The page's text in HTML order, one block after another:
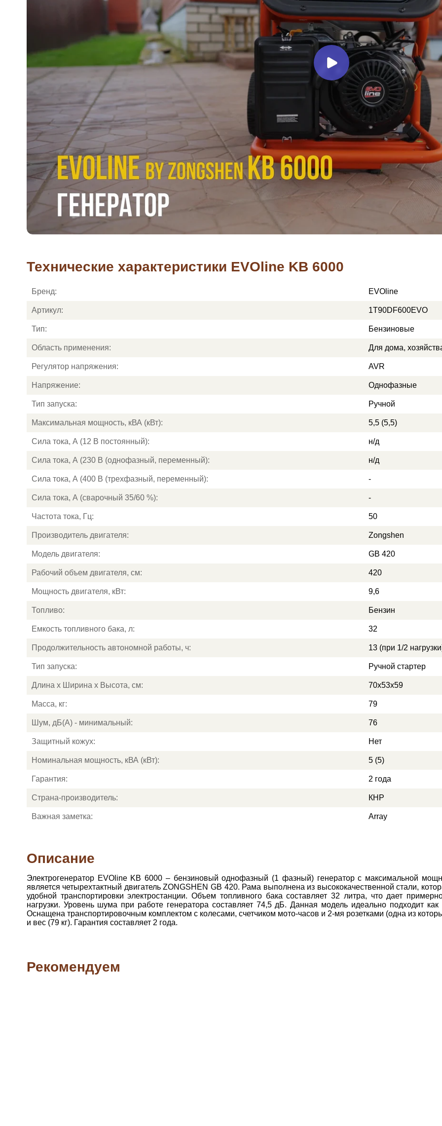
Технические характеристики EVOline KB 6000
Бренд: EVOline
Артикул: 1T90DF600EVO
Тип: Бензиновые
Область применения: Для дома,
Регулятор напряжения: AVR
Напряжение: Однофазные
Тип запуска: Ручной
Максимальная мощность, кВА (кВт): 5,5 (5,5)
Сила тока, А (12 В постоянный): н/д
Сила тока, А (230 В (однофазный, переменный): н/д
Сила тока, А (400 В (трехфазный, переменный): -
Сила тока, А (сварочный 35/60 %): -
Частота тока, Гц: 50
Производитель двигателя: Zongshen
Модель двигателя: GB 420
Рабочий объем двигателя, см: 420
Мощность двигателя, кВт: 9,6
Топливо: Бензин
Емкость топливного бака, л: 32
Продолжительность автономной работы, ч: 13 (при 1/2
Тип запуска: Ручной стартер
Длина х Ширина х Высота, см: 70х53х59
Масса, кг: 79
Шум, дБ(А) - минимальный: 76
Защитный кожух: Нет
Номинальная мощность, кВА (кВт): 5 (5)
Гарантия: 2 года
Страна-производитель: КНР
Важная заметка: Array
Описание
Электрогенератор EVOline KB 6000 – бензиновый однофазный (1 фазный) генератор с максимальной
является четырехтактный двигатель ZONGSHEN GB 420. Рама выполнена из высококачественной стали,
удобной транспортировки электростанции. Объем топливного бака составляет 32 литра, что дает
нагрузки. Уровень шума при работе генератора составляет 74,5 дБ. Данная модель идеально подходит
Оснащена транспортировочным комплектом с колесами, счетчиком мото-часов и 2-мя розетками (одна из
и вес (79 кг). Гарантия составляет 2 года.
Рекомендуем